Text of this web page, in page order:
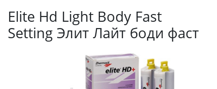
Elite Hd Light Body Fast
Setting Элит Лайт боди фаст